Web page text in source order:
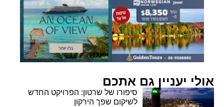
אולי יעניין גם אתכם
סיפורו של שרטון: הפרויקט החדש
לשיקום שפך הירקון